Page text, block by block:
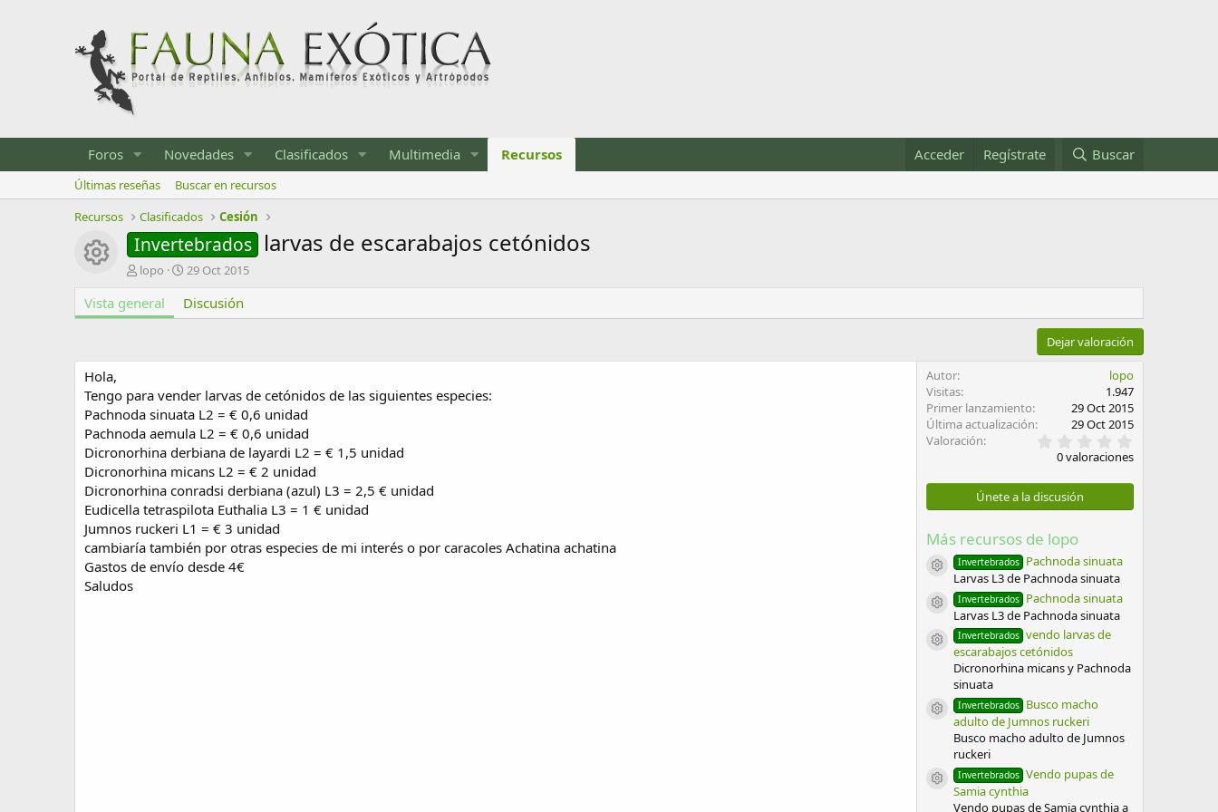
Foros Novedades Clasificados Multimedia Recursos Acceder Regístrate Buscar
Últimas reseñas
Buscar en recursos
Recursos
Clasificados Cesión
Icono del recurso
Invertebrados larvas de escarabajos cetónidos
A
t
o
lopo
F
c
h
r
e
a
c
ó
n
29 Oct 2015
Vista general Discusión
Dejar valoración
Hola,
Tengo para vender larvas de cetónidos de las siguientes especies:
Pachnoda sinuata L2 = € 0,6 unidad
Pachnoda aemula L2 = € 0,6 unidad
Dicronorhina derbiana de layardi L2 = € 1,5 unidad
Dicronorhina micans L2 = € 2 unidad
Dicronorhina conradsi derbiana (azul) L3 = 2,5 € unidad
Eudicella tetraspilota Euthalia L3 = 1 € unidad
Jumnos ruckeri L1 = € 3 unidad
cambiaría también por otras especies de mi interés o por caracoles Achatina achatina
Gastos de envío desde 4€
Saludos
Autor
lopo
Visitas
1.947
Primer lanzamiento
29 Oct 2015
Última actualización
29 Oct 2015
Valoración
,
0
s
0 valoraciones
Únete a la discusión
Más recursos de lopo
Icono del recurso
Invertebrados Pachnoda sinuata
Larvas L3 de Pachnoda sinuata
Icono del recurso
Invertebrados Pachnoda sinuata
Larvas L3 de Pachnoda sinuata
Icono del recurso
Invertebrados vendo larvas de
escarabajos cetónidos
Dicronorhina micans y Pachnoda
sinuata
Icono del recurso
Invertebrados Busco macho
adulto de Jumnos ruckeri
Busco macho adulto de Jumnos
ruckeri
Icono del recurso
Invertebrados Vendo pupas de
Samia cynthia
Vendo pupas de Samia cynthia a